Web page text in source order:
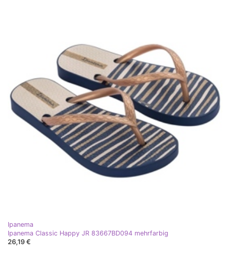
Ipanema
Ipanema Classic Happy JR 83667BD094 mehrfarbig
26,19 €